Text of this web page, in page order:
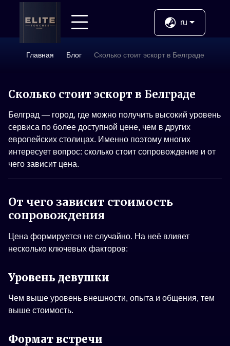
ru
Главная Блог Сколько стоит эскорт в Белграде
Сколько стоит эскорт в Белграде
Белград — город, где можно получить высокий уровень
сервиса по более доступной цене, чем в других
европейских столицах. Именно поэтому многих
интересует вопрос: сколько стоит сопровождение и от
чего зависит цена.
От чего зависит стоимость
сопровождения
Цена формируется не случайно. На неё влияет
несколько ключевых факторов:
Уровень девушки
Чем выше уровень внешности, опыта и общения, тем
выше стоимость.
Формат встречи
Услуги
ВИП
Молодые